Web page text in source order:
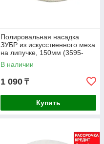
Полировальная насадка
ЗУБР из искусственного меха
на липучке, 150мм (3595-
150)
В наличии
1 090 ₸
Купить